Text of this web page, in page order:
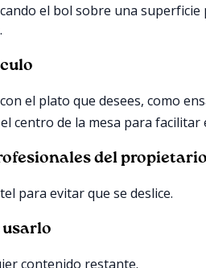
el bol sobre una
el plato que desees, como
centro de la mesa para
del propietario
para evitar que se deslice.
usarlo
contenido restante.